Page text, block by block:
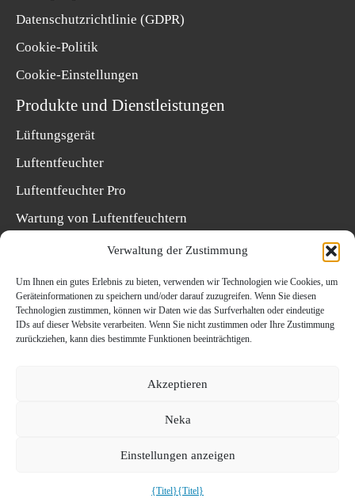
Verwaltung der Zustimmung
Um Ihnen ein gutes Erlebnis zu bieten, verwenden wir Technologien wie Cookies, um
Geräteinformationen zu speichern und/oder darauf zuzugreifen. Wenn Sie diesen
Technologien zustimmen, können wir Daten wie das Surfverhalten oder eindeutige
IDs auf dieser Website verarbeiten. Wenn Sie nicht zustimmen oder Ihre Zustimmung
zurückziehen, kann dies bestimmte Funktionen beeinträchtigen.
Akzeptieren
Neka
Einstellungen anzeigen
{Titel}{Titel}
Datenschutzrichtlinie (GDPR)
Cookie-Politik
Cookie-Einstellungen
Produkte und Dienstleistungen
Lüftungsgerät
Luftentfeuchter
Luftentfeuchter Pro
Wartung von Luftentfeuchtern
Wählen Sie eine Einheit
Filter auswählen